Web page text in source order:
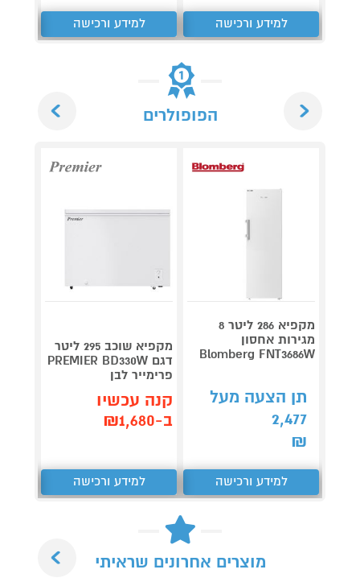
למידע ורכישה למידע ורכישה
הפופולרים
מקפיא 286 ליטר 8
מגירות אחסון
Blomberg FNT3686W
תן הצעה מעל
2,477
₪
למידע ורכישה
מקפיא שוכב 295 ליטר
דגם PREMIER BD330W
פרימייר לבן
קנה עכשיו
ב-₪1,680
למידע ורכישה
מוצרים אחרונים שראיתי